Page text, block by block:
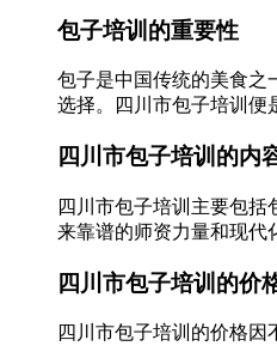
包子培训的重要性
包子是中国传统的美食之
选择。四川市包子培训便
四川市包子培训的内
四川市包子培训主要包
来靠谱的师资力量和现代
四川市包子培训的价
四川市包子培训的价格